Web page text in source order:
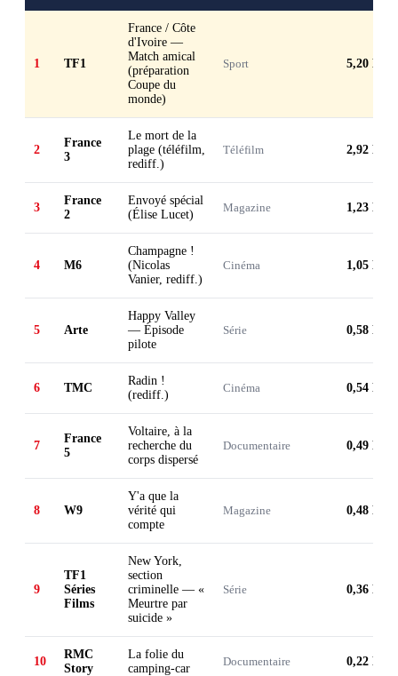
1 TF1
France / Côte
d'Ivoire —
Match amical
(préparation
Coupe du
monde)
Sport 5,20 M
2
France
3
Le mort de la
plage (téléfilm,
rediff.)
Téléfilm 2,92 M
3
France
2
Envoyé spécial
(Élise Lucet)
Magazine 1,23 M
4 M6
Champagne !
(Nicolas
Vanier, rediff.)
Cinéma 1,05 M
5 Arte
Happy Valley
— Épisode
pilote
Série 0,58 M
6 TMC
Radin !
(rediff.)
Cinéma 0,54 M
7
France
5
Voltaire, à la
recherche du
corps dispersé
Documentaire 0,49 M
8 W9
Y'a que la
vérité qui
compte
Magazine 0,48 M
9
TF1
Séries
Films
New York,
section
criminelle — «
Meurtre par
suicide »
Série 0,36 M
10
RMC
Story
La folie du
camping-car
Documentaire 0,22 M